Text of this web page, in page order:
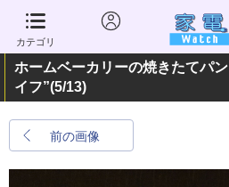
カテゴリ
ホームベーカリーの焼きたてパ
イフ”(5/13)
前の画像